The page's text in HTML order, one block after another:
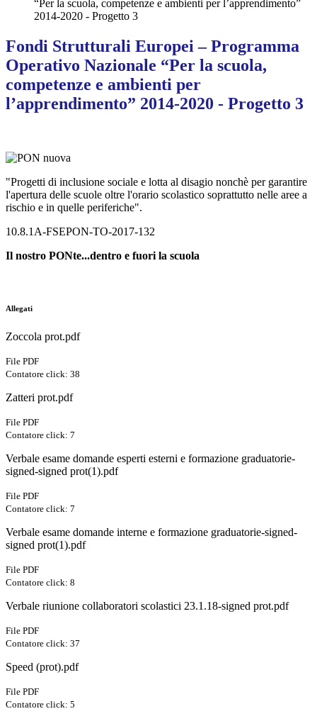
“Per la scuola, competenze e ambienti per l’apprendimento”
2014-2020 - Progetto 3
Fondi Strutturali Europei – Programma
Operativo Nazionale “Per la scuola,
competenze e ambienti per
l’apprendimento” 2014-2020 - Progetto 3
"Progetti di inclusione sociale e lotta al disagio nonchè per garantire
l'apertura delle scuole oltre l'orario scolastico soprattutto nelle aree a
rischio e in quelle periferiche".
10.8.1A-FSEPON-TO-2017-132
Il nostro PONte...dentro e fuori la scuola
Allegati
Zoccola prot.pdf
File PDF
Contatore click: 38
Zatteri prot.pdf
File PDF
Contatore click: 7
Verbale esame domande esperti esterni e formazione graduatorie-
signed-signed prot(1).pdf
File PDF
Contatore click: 7
Verbale esame domande interne e formazione graduatorie-signed-
signed prot(1).pdf
File PDF
Contatore click: 8
Verbale riunione collaboratori scolastici 23.1.18-signed prot.pdf
File PDF
Contatore click: 37
Speed (prot).pdf
File PDF
Contatore click: 5